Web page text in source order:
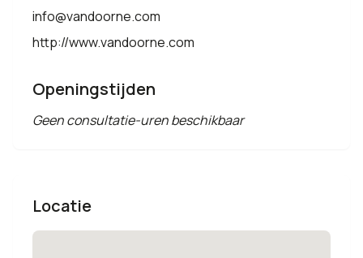
info@vandoorne.com
http://www.vandoorne.com
Openingstijden
Geen consultatie-uren beschikbaar
Locatie